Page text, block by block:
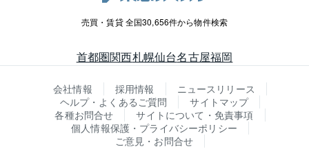
売買・賃貸 全国30,656件から物件検索
首都圏関西札幌仙台名古屋福岡
会社情報 採用情報
ニュースリリース
ヘルプ・よくあるご質問
サイトマップ
各種お問合せ
サイトについて・免責事項
個人情報保護・プライバシーポリシー
ご意見・お問合せ